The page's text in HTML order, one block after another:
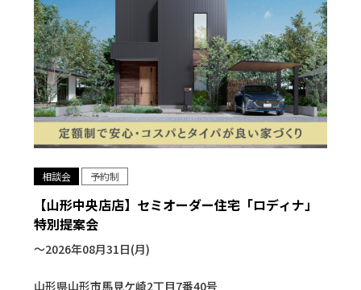
相談会 予約制
【山形中央店店】セミオーダー住宅「ロディナ」
特別提案会
〜2026年08月31日(月)
山形県山形市馬見ケ崎2丁目7番40号